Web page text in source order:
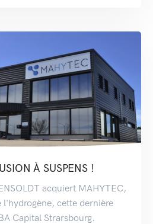
À SUSPENS !
acquiert MAHYTEC,
l'hydrogène, cette dernière
Capital Strarsbourg.